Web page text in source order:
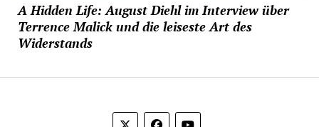
A Hidden Life: August Diehl im Interview über
Terrence Malick und die leiseste Art des
Widerstands